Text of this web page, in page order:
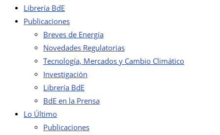
Librería BdE
Publicaciones
Breves de Energía
Novedades Regulatorias
Tecnología, Mercados y Cambio Climático
Investigación
Librería BdE
BdE en la Prensa
Lo Último
Publicaciones